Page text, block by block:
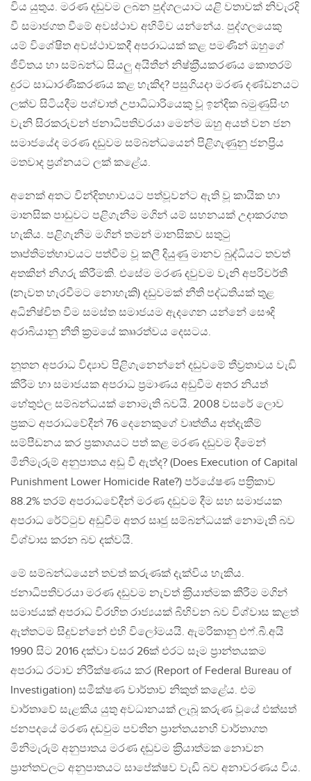
විය යුතුය. මරණ දඩුවම ලබන පුද්ගලයාට යළි වතාවක් නිවැරදි
වී සමාජගත වීමේ අවස්ථාව අහිමිව යන්නේය. පුද්ගලයෙකු
යම් විශේෂිත අවස්ථාවකදී අපරාධයක් කළ පමණින් ඔහුගේ
ජීවිතය හා සම්බන්ධ සියලු අයිතීන් නිෂ්ක‍්‍රීයකරණය කොතරම්
දුරට සාධාරණීකරණය කළ හැකිද? පසුගියදා මරණ දණ්ඩනයට
ලක්ව සිටියදීම පශ්චාත් උපාධිධාරියෙකු වූ ඉන්දික බමුණුසිංහ
වැනි සිරකරුවන් ජනාධිපතිවරයා මෙන්ම ඔහු අයත් වන ජන
සමාජයේද මරණ දඩුවම සම්බන්ධයෙන් පිළිගැණුනු ජනප‍්‍රිය
මතවාද ප‍්‍රශ්නයට ලක් කළේය.
අනෙක් අතට වින්දිතභාවයට පත්වූවන්ට ඇති වූ කායික හා
මානසික පාඩුවට පළිගැනීම මගින් යම් සහනයක් උදාකරගත
හැකිය. පළිගැනීම මගින් තමන් මානසිකව සතුටු
තෘප්තිමත්භාවයට පත්වීම වූ කලී දියුණු මානව බුද්ධියට තවත්
අතකින් නිගරු කිරීමකි. එසේම මරණ දවුවම වැනි අපරිවර්තී
(නැවත හැරවීමට නොහැකි) දඩුවමක් නීති පද්ධතියක් තුළ
අධිනිෂ්චිත වීම සමස්ත සමාජයම ඇදගෙන යන්නේ සෞදි
අරාබියානු නීති ක‍්‍රමයේ කෲරත්වය දෙසටය.
නූතන අපරාධ විද්‍යාව පිළිගැනෙන්නේ දඩුවමේ තීව‍්‍රතාවය වැඩි
කිරීම හා සමාජයක අපරාධ ප‍්‍රමාණය අඩුවීම අතර නියත්
හේතුඵල සම්බන්ධයක් නොමැති බවයි. 2008 වසරේ ලොව
ප‍්‍රකට අපරාධවේදීන් 76 දෙනෙකුගේ වෘත්තීය අත්දැකීම්
සම්පීඩනය කර ප‍්‍රකාශයට පත් කළ මරණ දඩුවම දීමෙන්
මීනිමැරුම් අනුපාතය අඩු වී ඇත්ද? (Does Execution of Capital
Punishment Lower Homicide Rate?) පර්යේෂණ පත‍්‍රිකාව
88.2% තරම් අපරාධවේදීන් මරණ දඩුවම දීම සහ සමාජයක
අපරාධ රේට්ටුව අඩුවීම අතර සෘජු සම්බන්ධයක් නොමැති බව
විශ්වාස කරන බව දක්වයි.
මේ සම්බන්ධයෙන් තවත් කරුණක් දැක්විය හැකිය.
ජනාධිපතිවරයා මරණ දඩුවම නැවත් ක‍්‍රියාත්මක කිරීම මගින්
සමාජයක් අපරාධ විරහිත රාජ්‍යයක් බිහිවන බව විශ්වාස කළත්
ඇත්තටම සිදුවන්නේ එහි විලෝමයයි. ඇමරිකානු එෆ්.බී.අයි
1990 සිට 2016 දක්වා වසර 26ක් එරට සෑම ප‍්‍රාන්තයකම
අපරාධ රටාව නිරීක්ෂණය කර (Report of Federal Bureau of
Investigation) සමීක්ෂණ වාර්තාව නිකුත් කළේය. එම
වාර්තාවේ සැළකිය යුතු අවධානයක් ලැබූ කරුණ වූයේ එක්සත්
ජනපදයේ මරණ දඬවුම පවතින ප‍්‍රාන්තයනහි වාර්තාගත
මිනිමැරුම් අනුපාතය මරණ දඬුවම ක‍්‍රියාත්මක නොවන
ප‍්‍රාන්තවලට අනුපාතයට සාපේක්ෂව වැඩි බව අනාවරණය විය.